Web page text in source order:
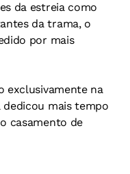
da estreia como
da trama, o
por mais
exclusivamente na
dedicou mais tempo
casamento de